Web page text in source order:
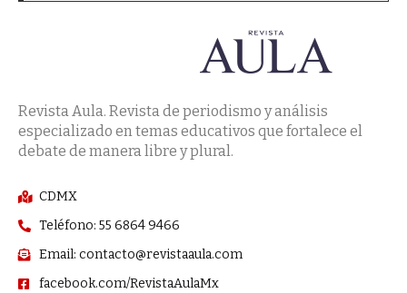
Revista Aula. Revista de periodismo y análisis
especializado en temas educativos que fortalece el
debate de manera libre y plural.
CDMX
Teléfono: 55 6864 9466
Email: contacto@revistaaula.com
facebook.com/RevistaAulaMx